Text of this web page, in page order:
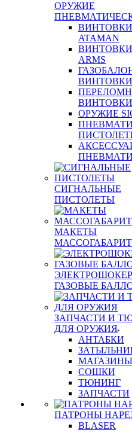
ОРУЖИЕ
ВИНТОВКИ
ATAMAN
ВИНТОВКИ
ARMS
ВИНТОВКИ
ВИНТОВКИ
ОРУЖИЕ
СИГНАЛЬНЫЕ
ПИСТОЛЕТЫ
МАКЕТЫ
ГАЗОВЫЕ
ЗАПЧАСТИ И
ДЛЯ ОРУЖИЯ
АНТАБКИ
МАГАЗИНЫ
СОШКИ
ТЮНИНГ
ЗАПЧАСТИ
ПАТРОНЫ
BLASER